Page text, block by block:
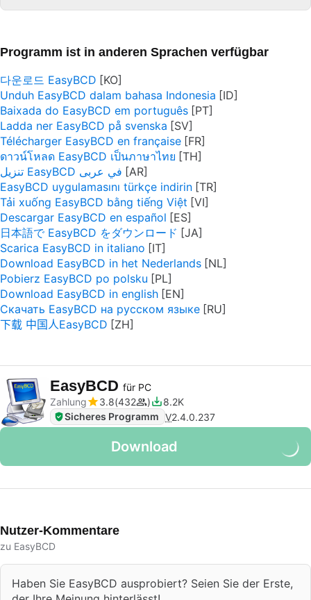
Programm ist in anderen Sprachen verfügbar
다운로드 EasyBCD
Unduh EasyBCD dalam bahasa Indonesia
Baixada do EasyBCD em português
Ladda ner EasyBCD på svenska
Télécharger EasyBCD en française
ดาวน์โหลด EasyBCD เป็นภาษาไทย
تنزيل EasyBCD في عربى
EasyBCD uygulamasını türkçe indirin
Tải xuống EasyBCD bằng tiếng Việt
Descargar EasyBCD en español
日本語で EasyBCD をダウンロード
Scarica EasyBCD in italiano
Download EasyBCD in het Nederlands
Pobierz EasyBCD po polsku
Download EasyBCD in english
Скачать EasyBCD на русском языке
下载 中国人EasyBCD
EasyBCD für PC
Zahlung
3.8 432
8.2K
Sicheres Programm V2.4.0.237
Download
Nutzer-Kommentare
zu EasyBCD
Haben Sie EasyBCD ausprobiert? Seien Sie der Erste,